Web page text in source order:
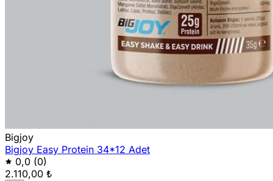
Bigjoy
Bigjoy Easy Protein 34*12 Adet
0,0 (0)
2.110,00 ₺